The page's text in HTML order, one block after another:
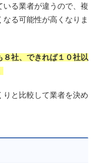
る業者が違うので、複
る可能性が高くなりま
社、できれば１０社以
と比較して業者を決め